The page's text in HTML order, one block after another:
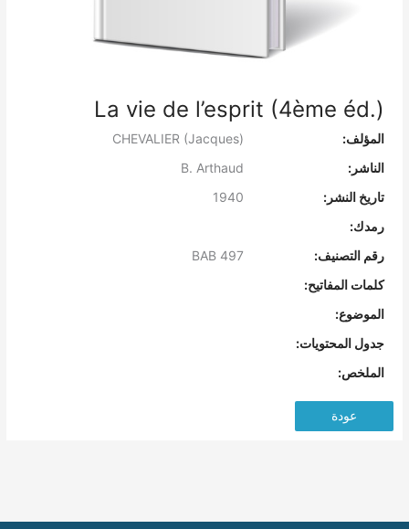
La vie de l’esprit (4ème éd.)
المؤلف:
الناشر:
تاريخ النشر:
رمدك:
رقم التصنيف:
كلمات المفاتيح:
الموضوع:
جدول المحتويات:
الملخص:
عودة